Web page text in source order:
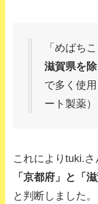
「めばち
滋賀県を除
で多く使用
ート製薬）
これによりtuki.
「京都府」と「
と判断しました。